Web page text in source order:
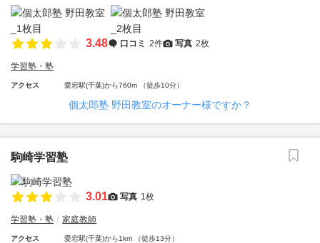
3.48 口コミ 2件 写真 2枚
学習塾・塾
アクセス 愛宕駅(千葉)から760m （徒歩10分）
個太郎塾 野田教室のオーナー様ですか？
駒崎学習塾
3.01 写真 1枚
学習塾・塾 家庭教師
アクセス 愛宕駅(千葉)から1km （徒歩13分）